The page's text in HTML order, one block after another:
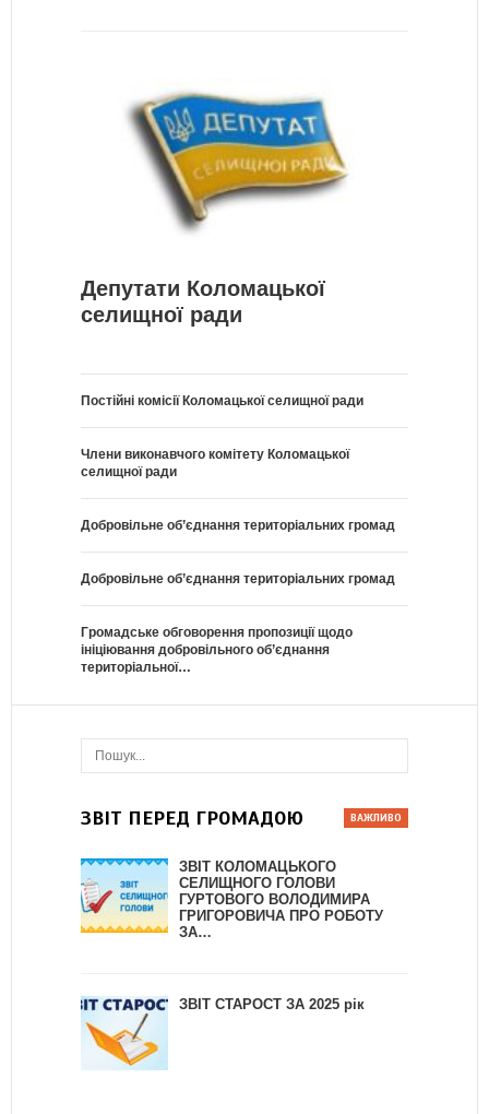
Депутати Коломацької
селищної ради
Постійні комісії Коломацької селищної ради
Члени виконавчого комітету Коломацької
селищної ради
Добровільне об’єднання територіальних громад
Добровільне об’єднання територіальних громад
Громадське обговорення пропозиції щодо
ініціювання добровільного об’єднання
територіальної…
ЗВІТ ПЕРЕД ГРОМАДОЮ
ЗВІТ КОЛОМАЦЬКОГО
СЕЛИЩНОГО ГОЛОВИ
ГУРТОВОГО ВОЛОДИМИРА
ГРИГОРОВИЧА ПРО РОБОТУ
ЗА…
ЗВІТ СТАРОСТ ЗА 2025 рік